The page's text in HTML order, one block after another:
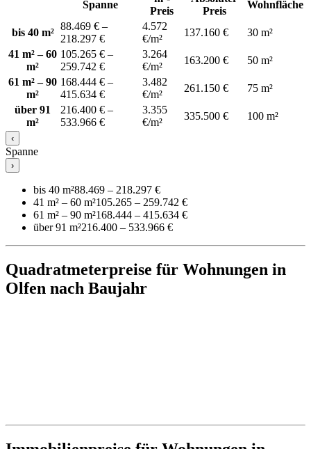
Spanne
Preis
Preis
Wohnfläche
bis 40 m²
88.469 € –
218.297 €
4.572
€/m²
137.160 €
30 m²
41 m² – 60
m²
105.265 € –
259.742 €
3.264
€/m²
163.200 €
50 m²
61 m² – 90
m²
168.444 € –
415.634 €
3.482
€/m²
261.150 €
75 m²
über 91
m²
216.400 € –
533.966 €
3.355
€/m²
335.500 € 100 m²
‹
Spanne
›
bis 40 m²88.469 – 218.297 €
41 m² – 60 m²105.265 – 259.742 €
61 m² – 90 m²168.444 – 415.634 €
über 91 m²216.400 – 533.966 €
Quadratmeterpreise für Wohnungen in
Olfen nach Baujahr